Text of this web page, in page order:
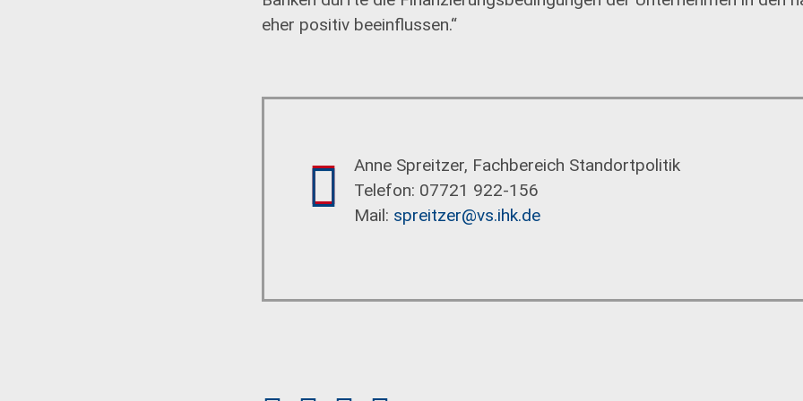
eher positiv beeinflussen.“
Anne Spreitzer, Fachbereich Standortpolitik
Telefon: 07721 922-156
Mail: spreitzer@vs.ihk.de